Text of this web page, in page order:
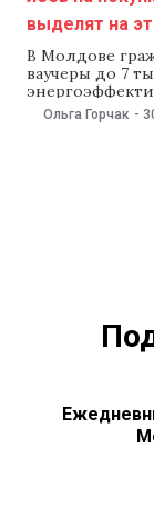
выделят на
В Молдове
ваучеры до 7
энергетики и
энергетики
Ольга Горчак -